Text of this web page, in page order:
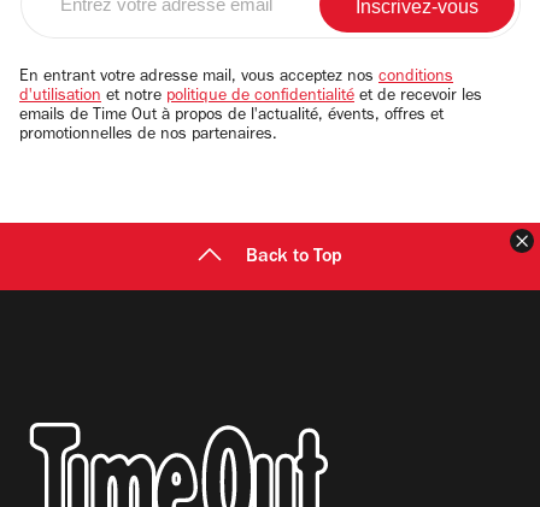
email
En entrant votre adresse mail, vous acceptez nos conditions
d'utilisation et notre politique de confidentialité et de recevoir les
emails de Time Out à propos de l'actualité, évents, offres et
promotionnelles de nos partenaires.
Back to Top